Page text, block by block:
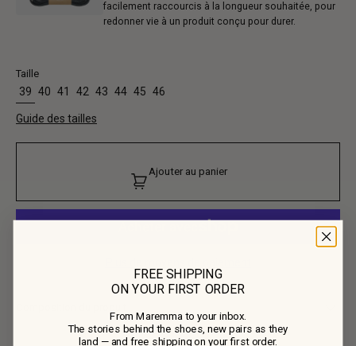
facilement raccourcis à la longueur souhaitée, pour
redonner vie à un produit conçu pour durer.
Taille
39 40 41 42 43 44 45 46
Guide des tailles
Ajouter au panier
• Tige : 100% Cuir de Veau
FREE SHIPPING
ON YOUR FIRST ORDER
From Maremma to your inbox.
The stories behind the shoes, new pairs as they
land — and free shipping on your first order.